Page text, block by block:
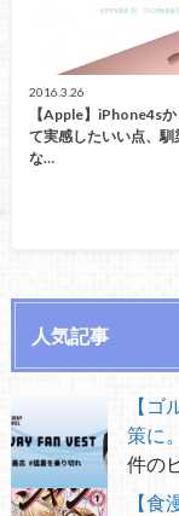
2016.3.26
【Apple】iPhone4s
て実感したいい点、馴
な…
人気記事
【
策に
件の
【